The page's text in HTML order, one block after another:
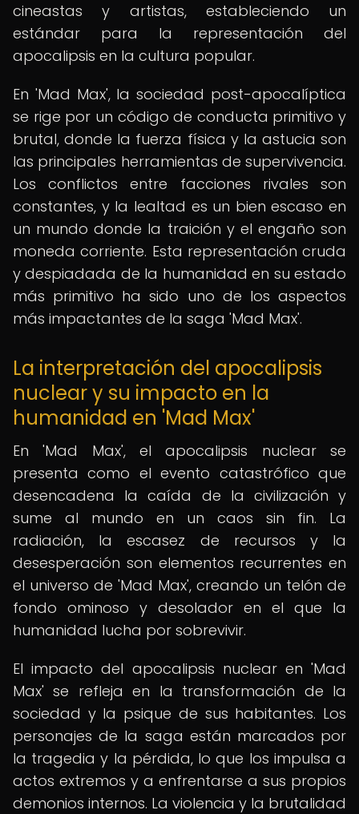
cineastas y artistas, estableciendo un
estándar para la representación del
apocalipsis en la cultura popular.
En 'Mad Max', la sociedad post-apocalíptica
se rige por un código de conducta primitivo y
brutal, donde la fuerza física y la astucia son
las principales herramientas de supervivencia.
Los conflictos entre facciones rivales son
constantes, y la lealtad es un bien escaso en
un mundo donde la traición y el engaño son
moneda corriente. Esta representación cruda
y despiadada de la humanidad en su estado
más primitivo ha sido uno de los aspectos
más impactantes de la saga 'Mad Max'.
La interpretación del apocalipsis
nuclear y su impacto en la
humanidad en 'Mad Max'
En 'Mad Max', el apocalipsis nuclear se
presenta como el evento catastrófico que
desencadena la caída de la civilización y
sume al mundo en un caos sin fin. La
radiación, la escasez de recursos y la
desesperación son elementos recurrentes en
el universo de 'Mad Max', creando un telón de
fondo ominoso y desolador en el que la
humanidad lucha por sobrevivir.
El impacto del apocalipsis nuclear en 'Mad
Max' se refleja en la transformación de la
sociedad y la psique de sus habitantes. Los
personajes de la saga están marcados por
la tragedia y la pérdida, lo que los impulsa a
actos extremos y a enfrentarse a sus propios
demonios internos. La violencia y la brutalidad